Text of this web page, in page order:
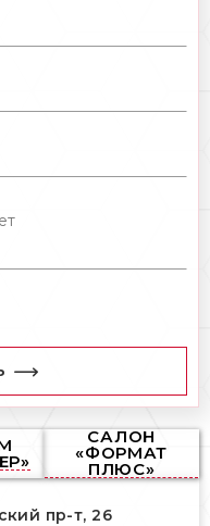
САЛОН
«ФОРМАТ
ПЛЮС»
пр-т, 26